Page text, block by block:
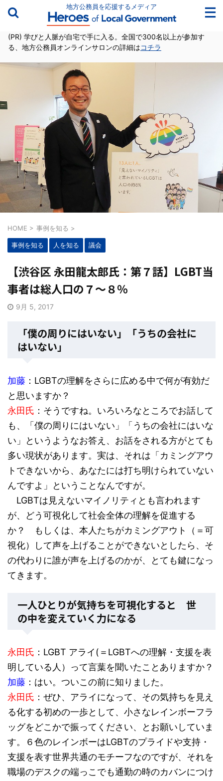
地方公務員を応援するメディア
(PR) 学びと人脈が自宅で手に入る。全国で300名以上が参加す
る、地方公務員オンラインサロンの詳細はコチラ
HOME > 事例を知る >
事例を知る 人を知る 議会
【渋谷区 永田龍太郎氏：第７話】LGBT当
事者は総人口の７～８％
9月 5, 2017
「僕の周りにはいない」「うちの会社に
はいない」
加藤 ：LGBTの理解をさらに広める中で何が有効だ
と思いますか？
永田氏 ：そうですね。いろいろなところでお話して
も、「僕の周りにはいない」「うちの会社にはいな
い」というようなお答え、お話をされる方がとても
多い現状があります。実は、それは「カミングアウ
トできないから、あなたには打ち明けられていない
んですよ」ということなんですが。
LGBTは見えないマイノリティとも言われます
が、どう可視化して社会全体の理解を促進する
か？ もしくは、本人たちがカミングアウト（＝可
視化）して声を上げることができないとしたら、そ
の代わりに誰が声を上げるのかが、とても鍵になっ
てきます。
一人ひとりが気持ちを可視化すると 世
の中を変えていく力になる
永田氏 ：LGBT アライ(＝LGBTへの理解・支援を表
明している人）って言葉を聞いたことありますか？
加藤 ：はい。ついこの前に知りました。
永田氏 ：ぜひ、アライになって、その気持ちを見え
る化する初めの一歩として、小さなレインボーフラ
ッグをどこかで振ってください、とお願いしていま
す。６色のレインボーはLGBTのプライドや支持・
支援を表す世界共通のモチーフなのですが、それを
職場のデスクの端っこでも通勤の時のカバンにつけ